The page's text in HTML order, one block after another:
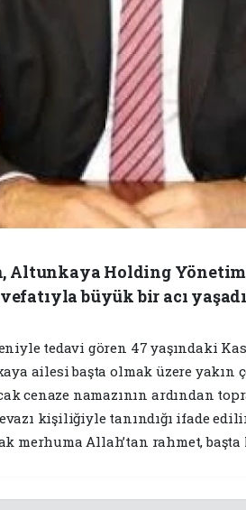
Altunkaya Holding
büyük bir acı
tedavi gören 47 yaşındaki
ailesi başta olmak üzere yakın
cenaze namazının ardından
kişiliğiyle tanındığı ifade
merhuma Allah’tan rahmet,